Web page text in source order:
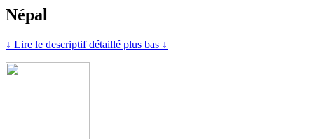
Népal
↓ Lire le descriptif détaillé plus bas ↓